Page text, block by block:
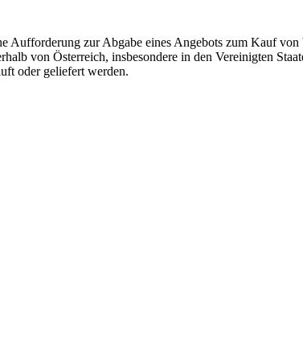
zur Abgabe eines Angebots zum Kauf
von Österreich, insbesondere in den Vereinigten
oder geliefert werden.